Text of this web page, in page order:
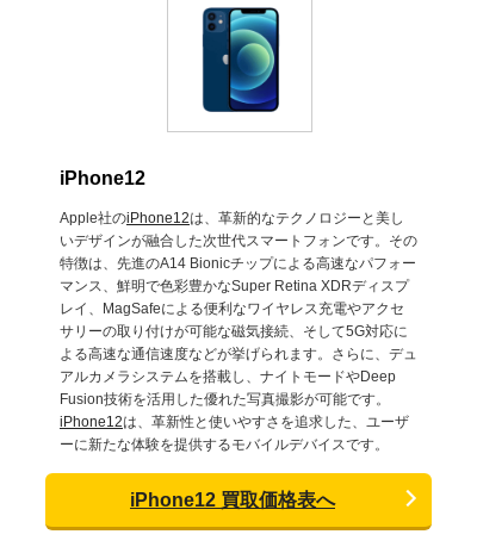
iPhone12
Apple社のiPhone12は、革新的なテクノロジーと美し
いデザインが融合した次世代スマートフォンです。その
特徴は、先進のA14 Bionicチップによる高速なパフォー
マンス、鮮明で色彩豊かなSuper Retina XDRディスプ
レイ、MagSafeによる便利なワイヤレス充電やアクセ
サリーの取り付けが可能な磁気接続、そして5G対応に
よる高速な通信速度などが挙げられます。さらに、デュ
アルカメラシステムを搭載し、ナイトモードやDeep
Fusion技術を活用した優れた写真撮影が可能です。
iPhone12は、革新性と使いやすさを追求した、ユーザ
ーに新たな体験を提供するモバイルデバイスです。
iPhone12 買取価格表へ